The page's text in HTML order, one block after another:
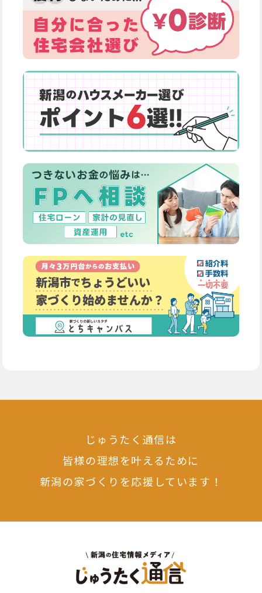
じゅうたく通信は
皆様の理想を叶えるために
新潟の家づくりを応援しています！